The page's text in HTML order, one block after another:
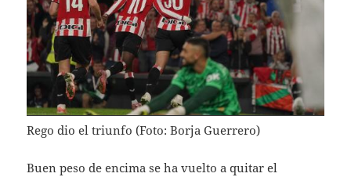
Rego dio el triunfo (Foto: Borja Guerrero)
Buen peso de encima se ha vuelto a quitar el